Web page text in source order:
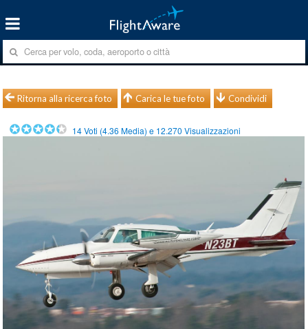
Ritorna alla ricerca foto Carica le tue foto Condividi
14Voti (4.36 Media) e 12.270 Visualizzazioni